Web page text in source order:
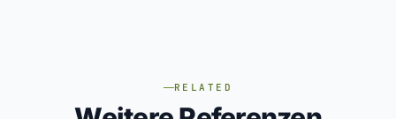
RELATED